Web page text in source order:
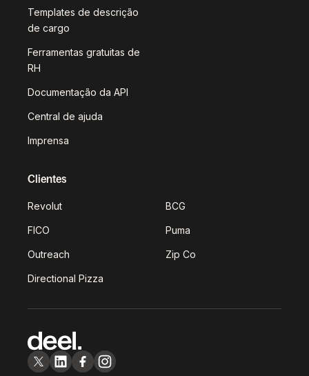
Templates de descrição
de cargo
Ferramentas gratuitas de
RH
Documentação da API
Central de ajuda
Imprensa
Clientes
Revolut BCG
FICO Puma
Outreach Zip Co
Directional Pizza